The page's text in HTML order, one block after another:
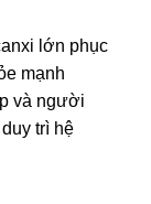
lớn phục
mạnh
và người
trì hệ